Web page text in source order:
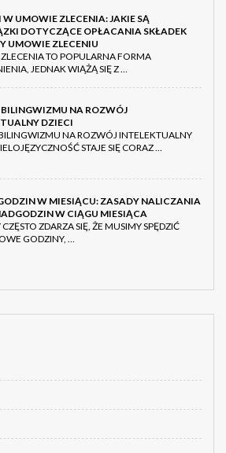
W UMOWIE ZLECENIA: JAKIE SĄ
DOTYCZĄCE OPŁACANIA SKŁADEK
UMOWIE ZLECENIU
TO POPULARNA FORMA
JEDNAK WIĄŻĄ SIĘ Z …
NA ROZWÓJ
DZIECI
NA ROZWÓJ INTELEKTUALNY
STAJE SIĘ CORAZ …
W MIESIĄCU: ZASADY NALICZANIA
W CIĄGU MIESIĄCA
ZDARZA SIĘ, ŻE MUSIMY SPĘDZIĆ
GODZINY, …